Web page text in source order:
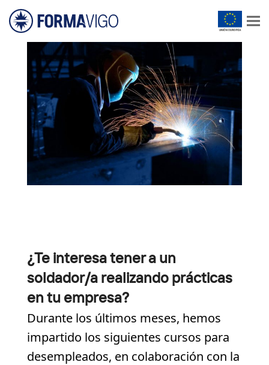
¿Te interesa tener a un
soldador/a realizando prácticas
en tu empresa?
Durante los últimos meses, hemos
impartido los siguientes cursos para
desempleados, en colaboración con la